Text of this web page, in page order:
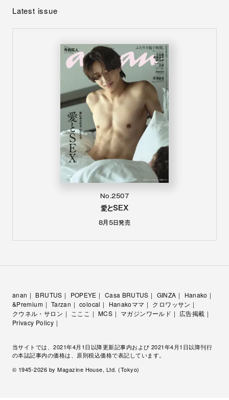
Latest issue
No.2507
愛とSEX
8月5日発売
anan BRUTUS POPEYE Casa BRUTUS GINZA
Hanako
&Premium
Tarzan colocal Hanakoママ
クロワッサン
クウネル・サロン
こここ MCS マガジンワールド
広告掲載
Privacy Policy
当サイトでは、2021年4月1日以降更新記事内および 2021年4月1日以降刊行
の本誌記事内の価格は、原則税込価格で表記しています。
© 1945-2026 by Magazine House, Ltd. (Tokyo)